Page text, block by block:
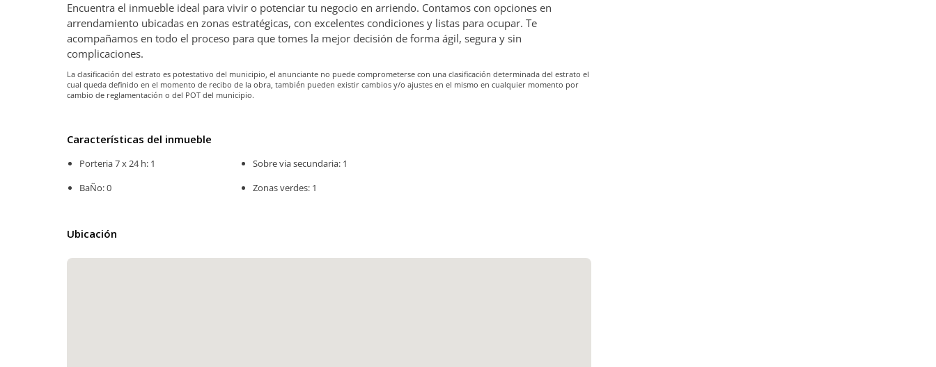
Encuentra el inmueble ideal para vivir o potenciar tu negocio en arriendo. Contamos con opciones en
arrendamiento ubicadas en zonas estratégicas, con excelentes condiciones y listas para ocupar. Te
acompañamos en todo el proceso para que tomes la mejor decisión de forma ágil, segura y sin
complicaciones.
La clasificación del estrato es potestativo del municipio, el anunciante no puede comprometerse con una clasificación determinada del estrato el
cual queda definido en el momento de recibo de la obra, también pueden existir cambios y/o ajustes en el mismo en cualquier momento por
cambio de reglamentación o del POT del municipio.
Características del inmueble
Porteria 7 x 24 h: 1
BaÑo: 0
Sobre via secundaria: 1
Zonas verdes: 1
Ubicación